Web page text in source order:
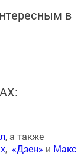
в
, а также
, «Дзен» и Макс